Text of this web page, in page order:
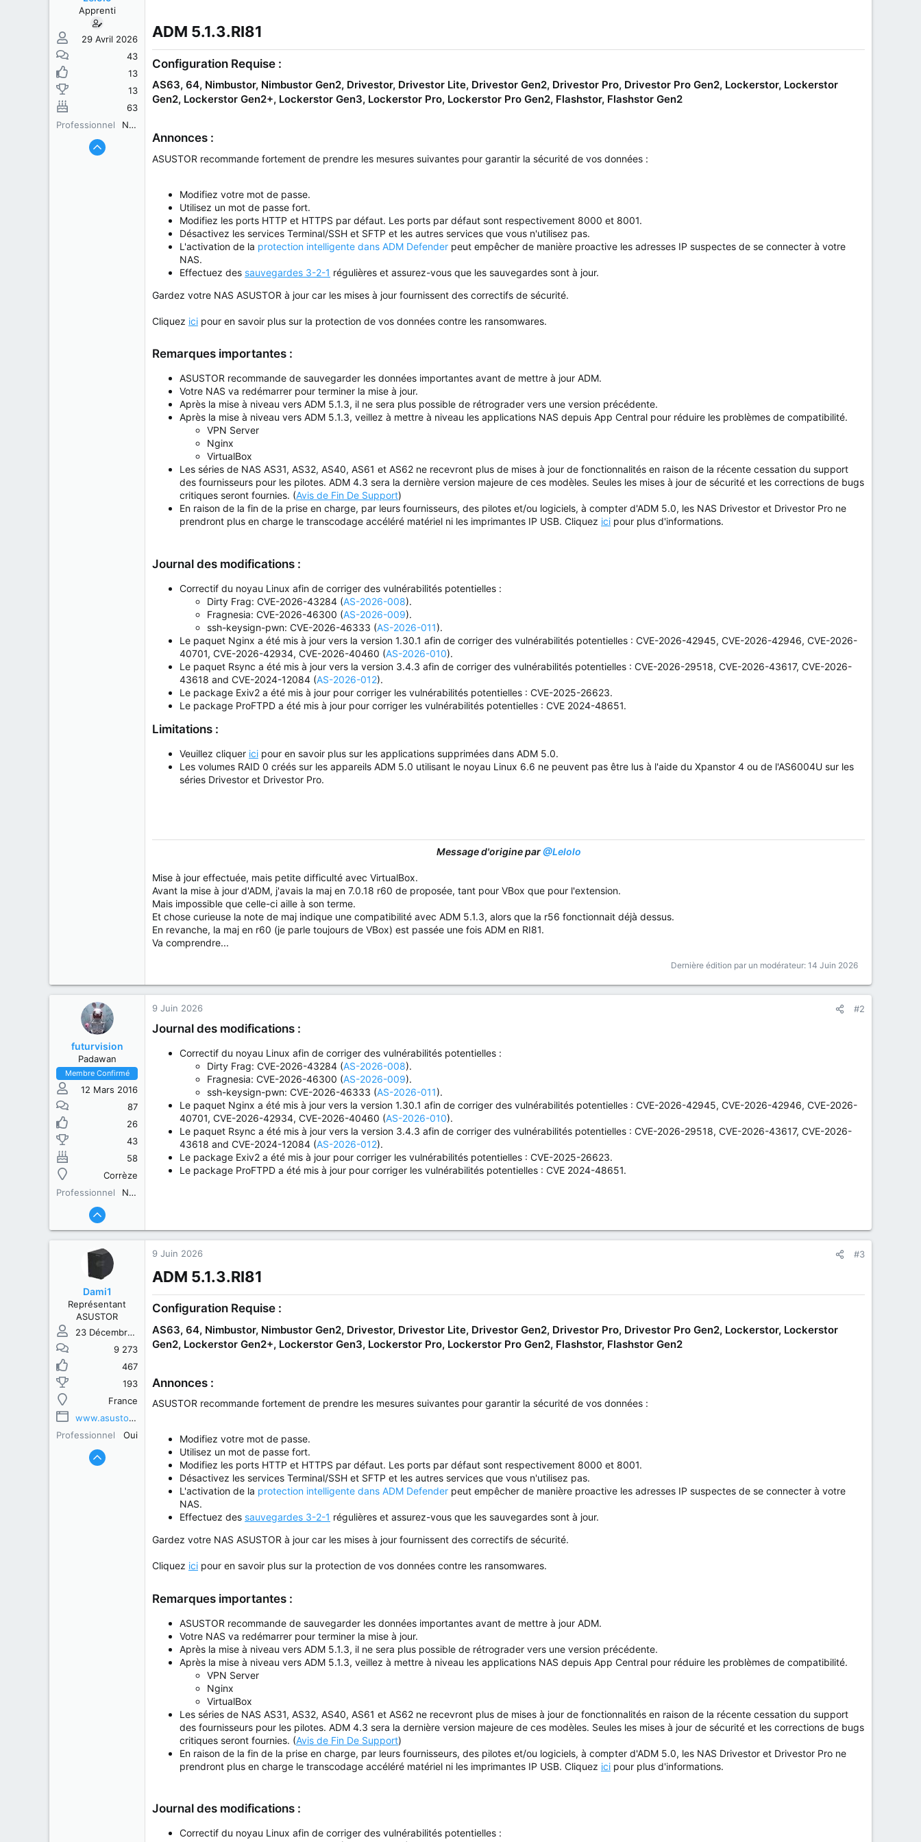
e
t
u
Apprenti
29 Avril 2026
43
13
13
63
Professionnel
Non
ADM 5.1.3.RI81​
Configuration Requise :
AS63, 64, Nimbustor, Nimbustor Gen2, Drivestor, Drivestor Lite, Drivestor Gen2, Drivestor Pro, Drivestor Pro Gen2, Lockerstor, Lockerstor
Gen2, Lockerstor Gen2+, Lockerstor Gen3, Lockerstor Pro, Lockerstor Pro Gen2, Flashstor, Flashstor Gen2
Annonces :
ASUSTOR recommande fortement de prendre les mesures suivantes pour garantir la sécurité de vos données :
Modifiez votre mot de passe.
Utilisez un mot de passe fort.
Modifiez les ports HTTP et HTTPS par défaut. Les ports par défaut sont respectivement 8000 et 8001.
Désactivez les services Terminal/SSH et SFTP et les autres services que vous n'utilisez pas.
L'activation de la protection intelligente dans ADM Defender peut empêcher de manière proactive les adresses IP suspectes de se connecter à votre
NAS.
Effectuez des sauvegardes 3-2-1 régulières et assurez-vous que les sauvegardes sont à jour.
Gardez votre NAS ASUSTOR à jour car les mises à jour fournissent des correctifs de sécurité.
Cliquez ici pour en savoir plus sur la protection de vos données contre les ransomwares.
Remarques importantes :
ASUSTOR recommande de sauvegarder les données importantes avant de mettre à jour ADM.
Votre NAS va redémarrer pour terminer la mise à jour.
Après la mise à niveau vers ADM 5.1.3, il ne sera plus possible de rétrograder vers une version précédente.
Après la mise à niveau vers ADM 5.1.3, veillez à mettre à niveau les applications NAS depuis App Central pour réduire les problèmes de compatibilité.
VPN Server
Nginx
VirtualBox
Les séries de NAS AS31, AS32, AS40, AS61 et AS62 ne recevront plus de mises à jour de fonctionnalités en raison de la récente cessation du support
des fournisseurs pour les pilotes. ADM 4.3 sera la dernière version majeure de ces modèles. Seules les mises à jour de sécurité et les corrections de bugs
critiques seront fournies. (Avis de Fin De Support)
En raison de la fin de la prise en charge, par leurs fournisseurs, des pilotes et/ou logiciels, à compter d'ADM 5.0, les NAS Drivestor et Drivestor Pro ne
prendront plus en charge le transcodage accéléré matériel ni les imprimantes IP USB. Cliquez ici pour plus d'informations.
Journal des modifications :
Correctif du noyau Linux afin de corriger des vulnérabilités potentielles :
Dirty Frag: CVE-2026-43284 (AS-2026-008).
Fragnesia: CVE-2026-46300 (AS-2026-009).
ssh-keysign-pwn: CVE-2026-46333 (AS-2026-011).
Le paquet Nginx a été mis à jour vers la version 1.30.1 afin de corriger des vulnérabilités potentielles : CVE-2026-42945, CVE-2026-42946, CVE-2026-
40701, CVE-2026-42934, CVE-2026-40460 (AS-2026-010).
Le paquet Rsync a été mis à jour vers la version 3.4.3 afin de corriger des vulnérabilités potentielles : CVE-2026-29518, CVE-2026-43617, CVE-2026-
43618 and CVE-2024-12084 (AS-2026-012).
Le package Exiv2 a été mis à jour pour corriger les vulnérabilités potentielles : CVE-2025-26623.
Le package ProFTPD a été mis à jour pour corriger les vulnérabilités potentielles : CVE 2024-48651.
Limitations :
Veuillez cliquer ici pour en savoir plus sur les applications supprimées dans ADM 5.0.
Les volumes RAID 0 créés sur les appareils ADM 5.0 utilisant le noyau Linux 6.6 ne peuvent pas être lus à l'aide du Xpanstor 4 ou de l'AS6004U sur les
séries Drivestor et Drivestor Pro.
Message d'origine par@Lelolo
Mise à jour effectuée, mais petite difficulté avec VirtualBox.
Avant la mise à jour d'ADM, j'avais la maj en 7.0.18 r60 de proposée, tant pour VBox que pour l'extension.
Mais impossible que celle-ci aille à son terme.
Et chose curieuse la note de maj indique une compatibilité avec ADM 5.1.3, alors que la r56 fonctionnait déjà dessus.
En revanche, la maj en r60 (je parle toujours de VBox) est passée une fois ADM en RI81.
Va comprendre...
Dernière édition par un modérateur: 14 Juin 2026
futurvision
Padawan
Membre Confirmé
12 Mars 2016
87
26
43
58
Corrèze
Professionnel
Non
9 Juin 2026 #2
Journal des modifications :
Correctif du noyau Linux afin de corriger des vulnérabilités potentielles :
Dirty Frag: CVE-2026-43284 (AS-2026-008).
Fragnesia: CVE-2026-46300 (AS-2026-009).
ssh-keysign-pwn: CVE-2026-46333 (AS-2026-011).
Le paquet Nginx a été mis à jour vers la version 1.30.1 afin de corriger des vulnérabilités potentielles : CVE-2026-42945, CVE-2026-42946, CVE-2026-
40701, CVE-2026-42934, CVE-2026-40460 (AS-2026-010).
Le paquet Rsync a été mis à jour vers la version 3.4.3 afin de corriger des vulnérabilités potentielles : CVE-2026-29518, CVE-2026-43617, CVE-2026-
43618 and CVE-2024-12084 (AS-2026-012).
Le package Exiv2 a été mis à jour pour corriger les vulnérabilités potentielles : CVE-2025-26623.
Le package ProFTPD a été mis à jour pour corriger les vulnérabilités potentielles : CVE 2024-48651.
Dami1
Représentant
ASUSTOR
23 Décembre 2013
9 273
467
193
France
www.asustor.com
Professionnel
Oui
9 Juin 2026 #3
ADM 5.1.3.RI81​
Configuration Requise :
AS63, 64, Nimbustor, Nimbustor Gen2, Drivestor, Drivestor Lite, Drivestor Gen2, Drivestor Pro, Drivestor Pro Gen2, Lockerstor, Lockerstor
Gen2, Lockerstor Gen2+, Lockerstor Gen3, Lockerstor Pro, Lockerstor Pro Gen2, Flashstor, Flashstor Gen2
Annonces :
ASUSTOR recommande fortement de prendre les mesures suivantes pour garantir la sécurité de vos données :
Modifiez votre mot de passe.
Utilisez un mot de passe fort.
Modifiez les ports HTTP et HTTPS par défaut. Les ports par défaut sont respectivement 8000 et 8001.
Désactivez les services Terminal/SSH et SFTP et les autres services que vous n'utilisez pas.
L'activation de la protection intelligente dans ADM Defender peut empêcher de manière proactive les adresses IP suspectes de se connecter à votre
NAS.
Effectuez des sauvegardes 3-2-1 régulières et assurez-vous que les sauvegardes sont à jour.
Gardez votre NAS ASUSTOR à jour car les mises à jour fournissent des correctifs de sécurité.
Cliquez ici pour en savoir plus sur la protection de vos données contre les ransomwares.
Remarques importantes :
ASUSTOR recommande de sauvegarder les données importantes avant de mettre à jour ADM.
Votre NAS va redémarrer pour terminer la mise à jour.
Après la mise à niveau vers ADM 5.1.3, il ne sera plus possible de rétrograder vers une version précédente.
Après la mise à niveau vers ADM 5.1.3, veillez à mettre à niveau les applications NAS depuis App Central pour réduire les problèmes de compatibilité.
VPN Server
Nginx
VirtualBox
Les séries de NAS AS31, AS32, AS40, AS61 et AS62 ne recevront plus de mises à jour de fonctionnalités en raison de la récente cessation du support
des fournisseurs pour les pilotes. ADM 4.3 sera la dernière version majeure de ces modèles. Seules les mises à jour de sécurité et les corrections de bugs
critiques seront fournies. (Avis de Fin De Support)
En raison de la fin de la prise en charge, par leurs fournisseurs, des pilotes et/ou logiciels, à compter d'ADM 5.0, les NAS Drivestor et Drivestor Pro ne
prendront plus en charge le transcodage accéléré matériel ni les imprimantes IP USB. Cliquez ici pour plus d'informations.
Journal des modifications :
Correctif du noyau Linux afin de corriger des vulnérabilités potentielles :